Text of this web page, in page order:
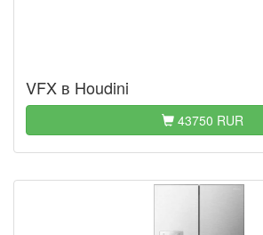
VFX в Houdini
43750 RUR